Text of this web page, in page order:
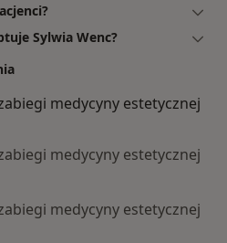
Sylwia Wenc?
medycyny estetycznej
medycyny estetycznej
medycyny estetycznej